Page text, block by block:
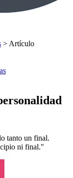
> Artículo
tanto un final.
ni final."